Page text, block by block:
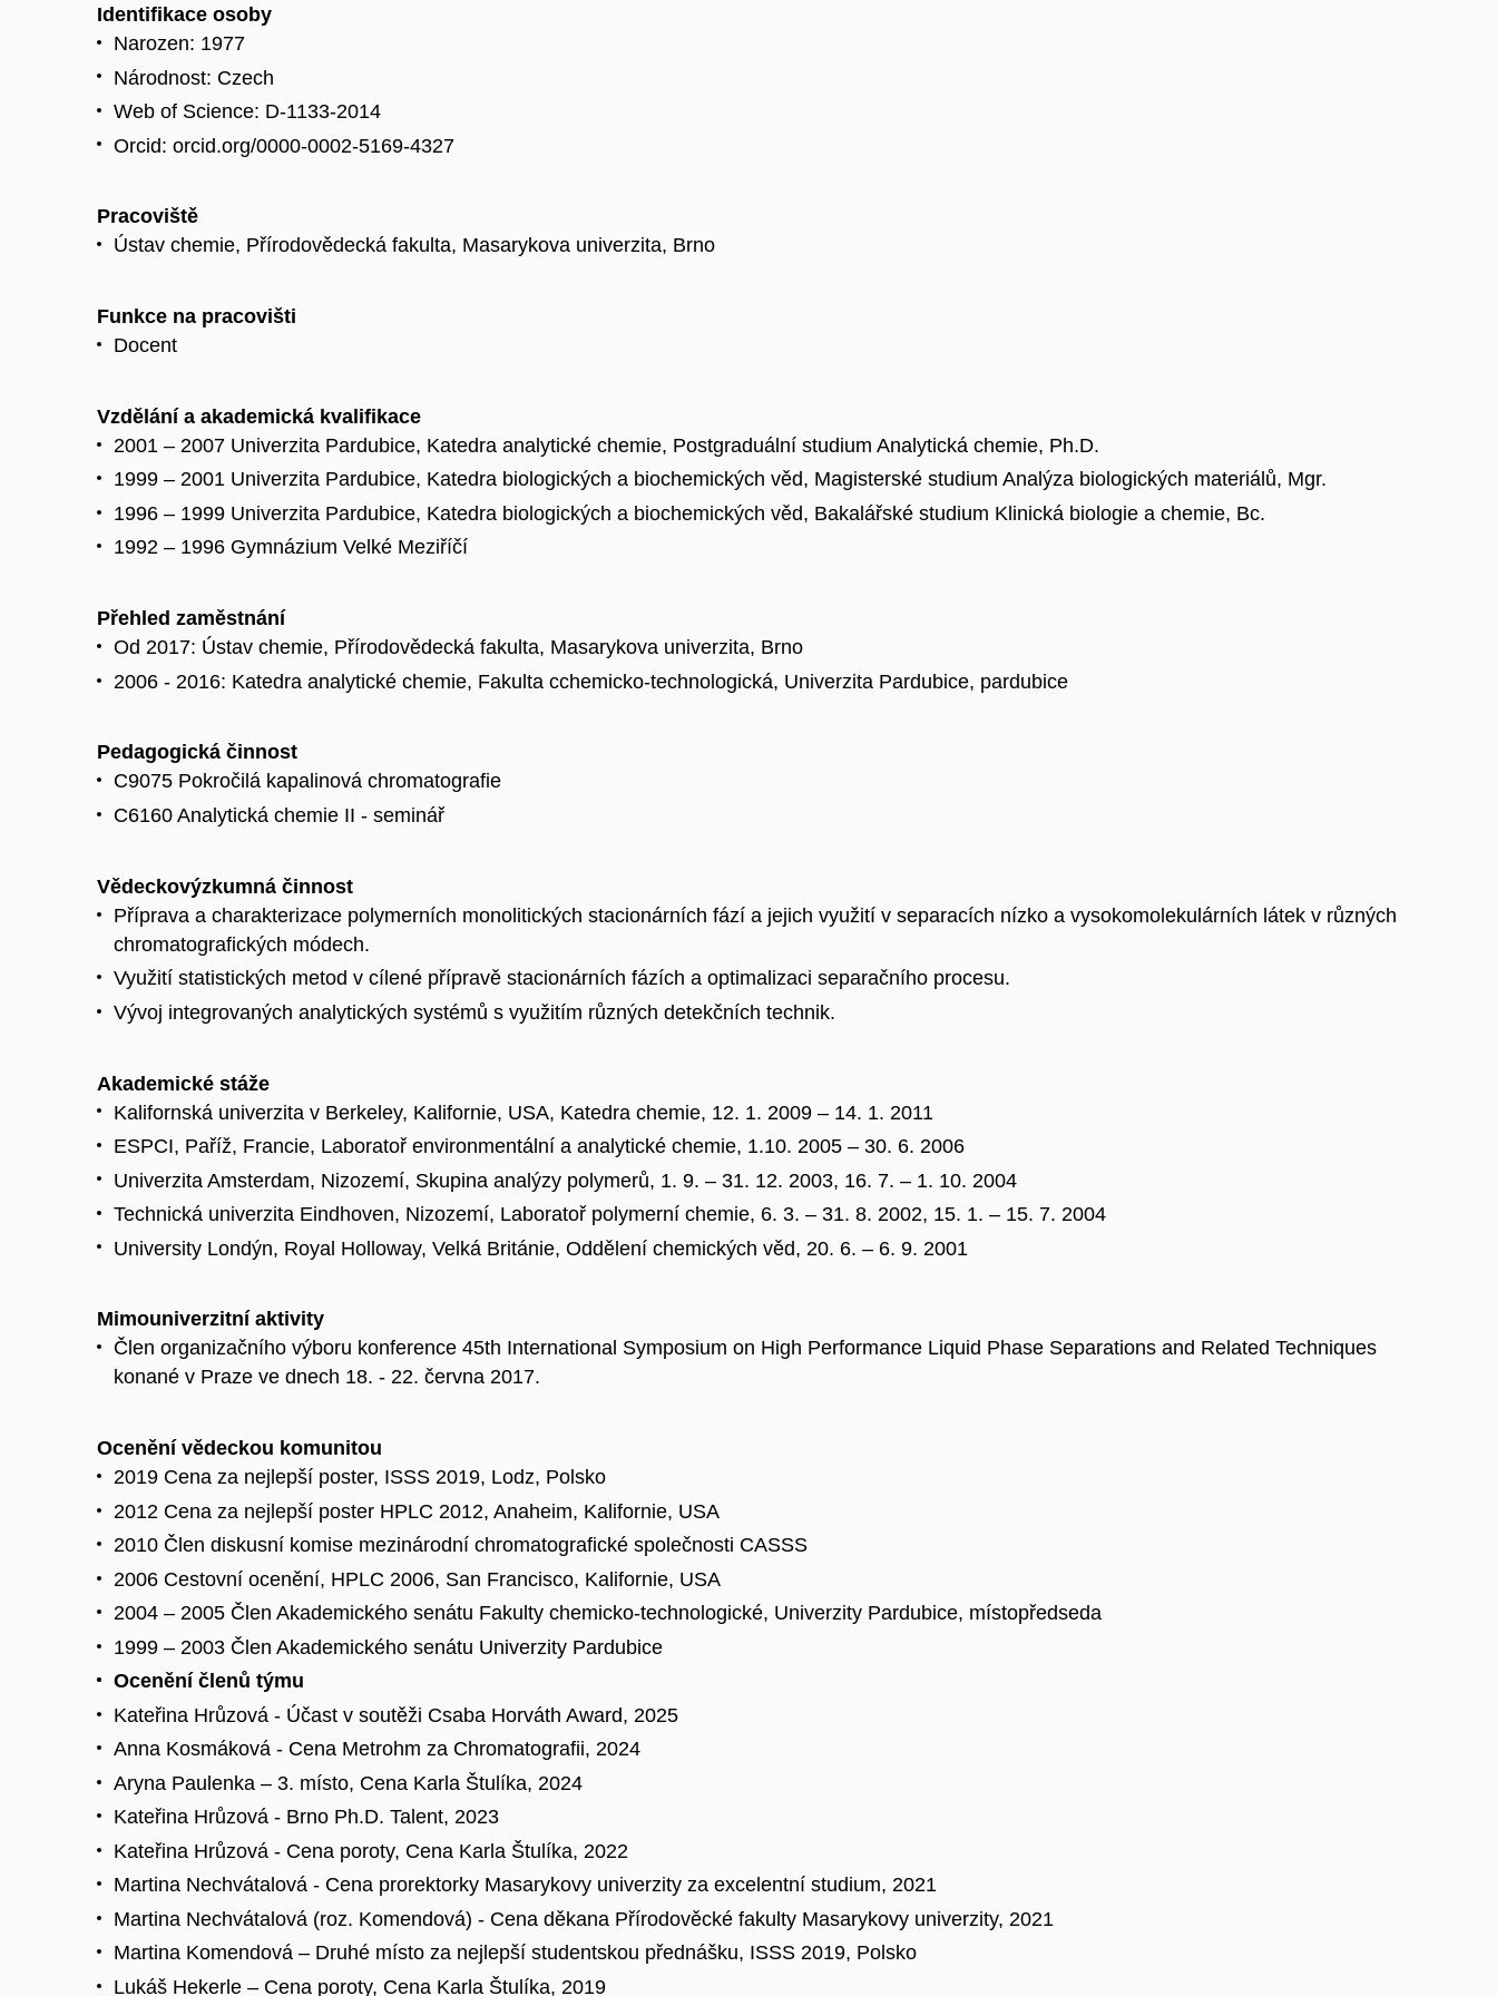
Identifikace osoby
Narozen: 1977
Národnost: Czech
Web of Science: D-1133-2014
Orcid: orcid.org/0000-0002-5169-4327
Pracoviště
Ústav chemie, Přírodovědecká fakulta, Masarykova univerzita, Brno
Funkce na pracovišti
Docent
Vzdělání a akademická kvalifikace
2001 – 2007 Univerzita Pardubice, Katedra analytické chemie, Postgraduální studium Analytická chemie, Ph.D.
1999 – 2001 Univerzita Pardubice, Katedra biologických a biochemických věd, Magisterské studium Analýza biologických materiálů, Mgr.
1996 – 1999 Univerzita Pardubice, Katedra biologických a biochemických věd, Bakalářské studium Klinická biologie a chemie, Bc.
1992 – 1996 Gymnázium Velké Meziříčí
Přehled zaměstnání
Od 2017: Ústav chemie, Přírodovědecká fakulta, Masarykova univerzita, Brno
2006 - 2016: Katedra analytické chemie, Fakulta cchemicko-technologická, Univerzita Pardubice, pardubice
Pedagogická činnost
C9075 Pokročilá kapalinová chromatografie
C6160 Analytická chemie II - seminář
Vědeckovýzkumná činnost
Příprava a charakterizace polymerních monolitických stacionárních fází a jejich využití v separacích nízko a vysokomolekulárních látek v různých
chromatografických módech.
Využití statistických metod v cílené přípravě stacionárních fázích a optimalizaci separačního procesu.
Vývoj integrovaných analytických systémů s využitím různých detekčních technik.
Akademické stáže
Kalifornská univerzita v Berkeley, Kalifornie, USA, Katedra chemie, 12. 1. 2009 – 14. 1. 2011
ESPCI, Paříž, Francie, Laboratoř environmentální a analytické chemie, 1.10. 2005 – 30. 6. 2006
Univerzita Amsterdam, Nizozemí, Skupina analýzy polymerů, 1. 9. – 31. 12. 2003, 16. 7. – 1. 10. 2004
Technická univerzita Eindhoven, Nizozemí, Laboratoř polymerní chemie, 6. 3. – 31. 8. 2002, 15. 1. – 15. 7. 2004
University Londýn, Royal Holloway, Velká Británie, Oddělení chemických věd, 20. 6. – 6. 9. 2001
Mimouniverzitní aktivity
Člen organizačního výboru konference 45th International Symposium on High Performance Liquid Phase Separations and Related Techniques
konané v Praze ve dnech 18. - 22. června 2017.
Ocenění vědeckou komunitou
2019 Cena za nejlepší poster, ISSS 2019, Lodz, Polsko
2012 Cena za nejlepší poster HPLC 2012, Anaheim, Kalifornie, USA
2010 Člen diskusní komise mezinárodní chromatografické společnosti CASSS
2006 Cestovní ocenění, HPLC 2006, San Francisco, Kalifornie, USA
2004 – 2005 Člen Akademického senátu Fakulty chemicko-technologické, Univerzity Pardubice, místopředseda
1999 – 2003 Člen Akademického senátu Univerzity Pardubice
Ocenění členů týmu
Kateřina Hrůzová - Účast v soutěži Csaba Horváth Award, 2025
Anna Kosmáková - Cena Metrohm za Chromatografii, 2024
Aryna Paulenka – 3. místo, Cena Karla Štulíka, 2024
Kateřina Hrůzová - Brno Ph.D. Talent, 2023
Kateřina Hrůzová - Cena poroty, Cena Karla Štulíka, 2022
Martina Nechvátalová - Cena prorektorky Masarykovy univerzity za excelentní studium, 2021
Martina Nechvátalová (roz. Komendová) - Cena děkana Přírodověcké fakulty Masarykovy univerzity, 2021
Martina Komendová – Druhé místo za nejlepší studentskou přednášku, ISSS 2019, Polsko
Lukáš Hekerle – Cena poroty, Cena Karla Štulíka, 2019